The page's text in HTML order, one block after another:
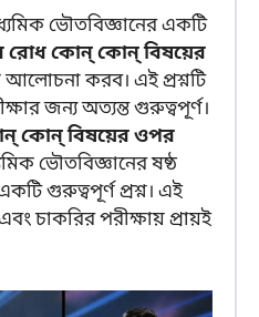
ভৌতবিজ্ঞানের একটি
রোধ কোন্ কোন্ বিষয়ের
আলোচনা করব। এই প্রশ্নটি
জন্য অত্যন্ত গুরুত্বপূর্ণ।
কোন্ বিষয়ের ওপর
ভৌতবিজ্ঞানের ষষ্ঠ
গুরুত্বপূর্ণ প্রশ্ন। এই
চাকরির পরীক্ষায় প্রায়ই